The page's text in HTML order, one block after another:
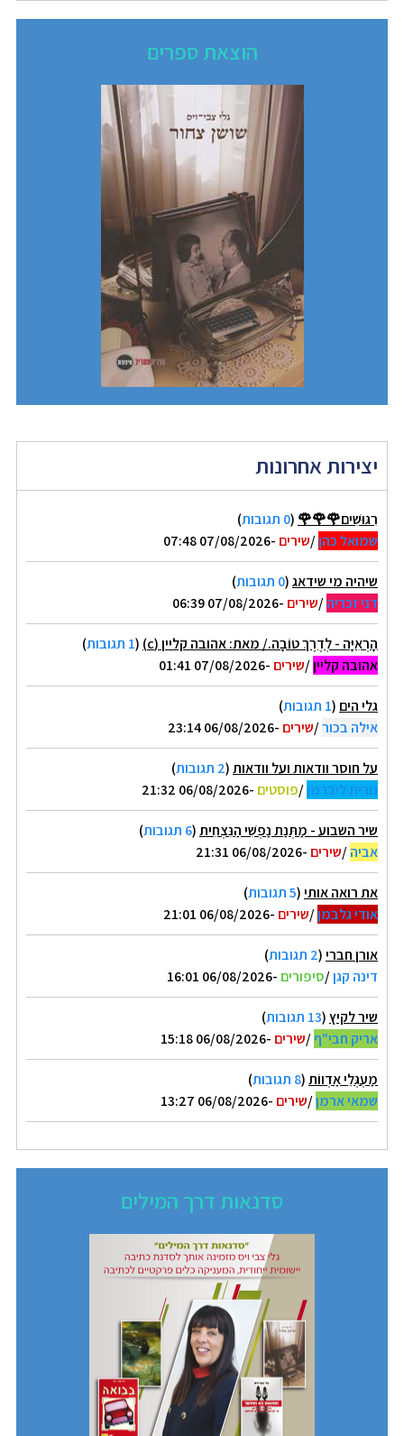
הוצאת ספרים
יצירות אחרונות
רִגּוּשִׁים🌹🌹🌹 (0 תגובות
)
שמואל כהן/שירים -07/08/2026 07:48
שיהיה מי שידאג(0 תגובות
)
דני זכריה/שירים -07/08/2026 06:39
הָרְאִיָּה - לְדֶרֶךְ טוֹבָה./ מאת: אהובה קליין (c) (1 תגובות
)
אהובה קליין/שירים -07/08/2026 01:41
גלי הים (1 תגובות
)
אילה בכור/שירים -06/08/2026 23:14
על חוסר וודאות ועל וודאות(2 תגובות
)
נורית ליברמן/פוסטים -06/08/2026 21:32
שיר השבוע - מַתְּנַת נַפְשִׁי הַנִּצְחִית(6 תגובות
)
אביה/שירים -06/08/2026 21:31
את רואה אותי(5 תגובות
)
אודי גלבמן/שירים -06/08/2026 21:01
אורן חברי(2 תגובות
)
דינה קגן/סיפורים -06/08/2026 16:01
שיר לקיץ(13 תגובות
)
אריק חבי"ף/שירים -06/08/2026 15:18
מַעְגְּלֵי אַדְווֹת(8 תגובות
)
שמאי ארמן/שירים -06/08/2026 13:27
סדנאות דרך המילים